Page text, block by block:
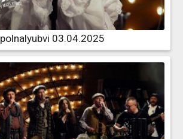
polnalyubvi 03.04.2025